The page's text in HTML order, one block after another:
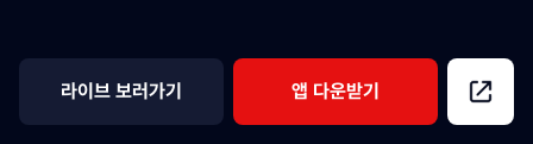
라이브 보러가기 앱 다운받기